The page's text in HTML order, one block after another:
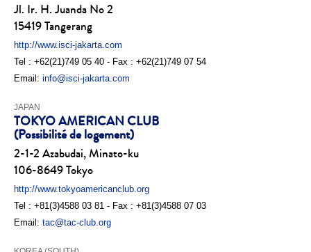
Jl. Ir. H. Juanda No 2
15419 Tangerang
http://www.isci-jakarta.com
Tel : +62(21)749 05 40 - Fax : +62(21)749 07 54
Email: info@isci-jakarta.com
JAPAN
TOKYO AMERICAN CLUB
(Possibilité de logement)
2-1-2 Azabudai, Minato-ku
106-8649 Tokyo
http://www.tokyoamericanclub.org
Tel : +81(3)4588 03 81 - Fax : +81(3)4588 07 03
Email: tac@tac-club.org